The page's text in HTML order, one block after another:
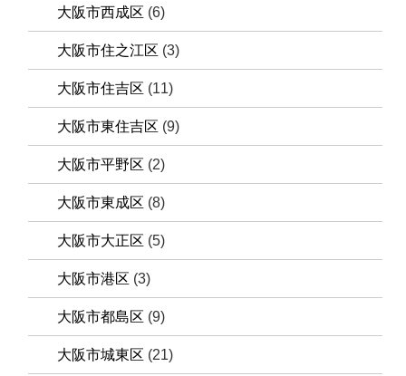
大阪市西成区 (6)
大阪市住之江区 (3)
大阪市住吉区 (11)
大阪市東住吉区 (9)
大阪市平野区 (2)
大阪市東成区 (8)
大阪市大正区 (5)
大阪市港区 (3)
大阪市都島区 (9)
大阪市城東区 (21)